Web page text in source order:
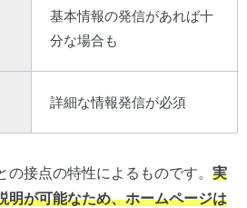
基本情報の発信があれば十
分な場合も
詳細な情報発信が必須
の接点の特性によるものです。 実
明が可能なため、ホームページは